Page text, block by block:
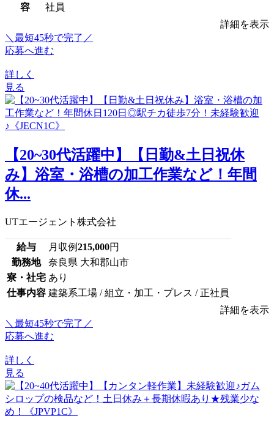
容
社員
詳細を表示
＼最短45秒で完了／
応募へ進む
詳しく
見る
【20~30代活躍中】【日勤&土日祝休
み】浴室・浴槽の加工作業など！年間
休...
UTエージェント株式会社
給与 月収例215,000円
勤務地
奈良県 大和郡山市
寮・社宅 あり
仕事内容 建築系工場 / 組立・加工・プレス / 正社員
詳細を表示
＼最短45秒で完了／
応募へ進む
詳しく
見る